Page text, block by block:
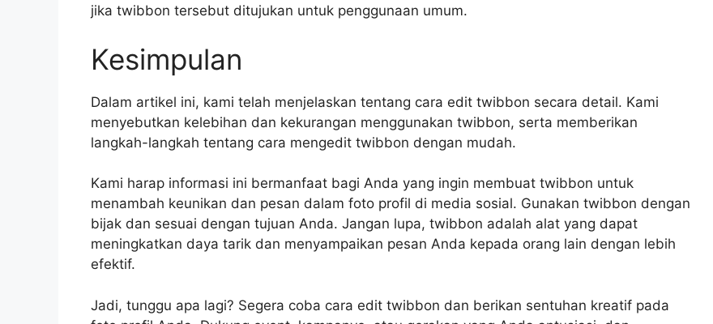
jika twibbon tersebut ditujukan untuk penggunaan umum.
Kesimpulan
Dalam artikel ini, kami telah menjelaskan tentang cara edit twibbon secara detail. Kami
menyebutkan kelebihan dan kekurangan menggunakan twibbon, serta memberikan
langkah-langkah tentang cara mengedit twibbon dengan mudah.
Kami harap informasi ini bermanfaat bagi Anda yang ingin membuat twibbon untuk
menambah keunikan dan pesan dalam foto profil di media sosial. Gunakan twibbon dengan
bijak dan sesuai dengan tujuan Anda. Jangan lupa, twibbon adalah alat yang dapat
meningkatkan daya tarik dan menyampaikan pesan Anda kepada orang lain dengan lebih
efektif.
Jadi, tunggu apa lagi? Segera coba cara edit twibbon dan berikan sentuhan kreatif pada